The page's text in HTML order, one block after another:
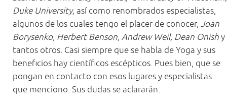
Duke University, así como renombrados especialistas,
algunos de los cuales tengo el placer de conocer, Joan
Borysenko, Herbert Benson, Andrew Weil, Dean Onishy
tantos otros. Casi siempre que se habla de Yoga y sus
beneficios hay científicos escépticos. Pues bien, que se
pongan en contacto con esos lugares y especialistas
que menciono. Sus dudas se aclararán.